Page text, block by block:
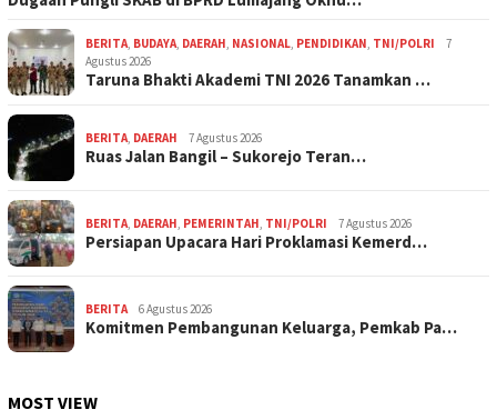
BERITA, BUDAYA, DAERAH, NASIONAL, PENDIDIKAN, TNI/POLRI
7
Agustus 2026
Taruna Bhakti Akademi TNI 2026 Tanamkan …
BERITA, DAERAH 7 Agustus 2026
Ruas Jalan Bangil – Sukorejo Teran…
BERITA, DAERAH, PEMERINTAH, TNI/POLRI 7 Agustus 2026
Persiapan Upacara Hari Proklamasi Kemerd…
BERITA 6 Agustus 2026
Komitmen Pembangunan Keluarga, Pemkab Pa…
MOST VIEW